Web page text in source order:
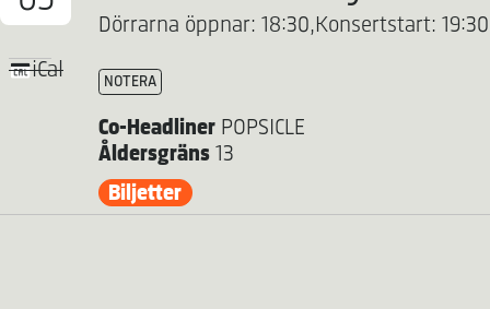
iCal
Dörrarna öppnar: 18:30,Konsertstart: 19:30
NOTERA
Co-Headliner POPSICLE
Åldersgräns 13
Biljetter